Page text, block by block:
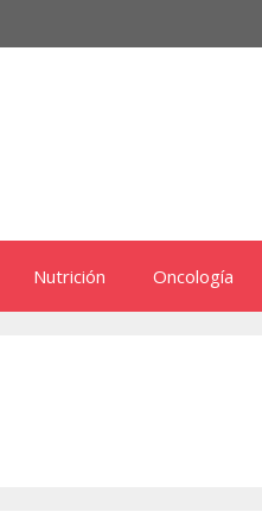
Nutrición Oncología